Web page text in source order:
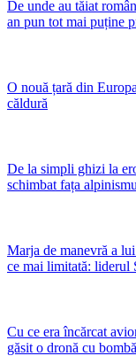
De unde au tăiat
an pun tot mai puține
O nouă țară din
căldură
De la simpli ghizi la
schimbat fața
Marja de manevră a
ce mai limitată: liderul
Cu ce era încărcat
găsit o dronă cu